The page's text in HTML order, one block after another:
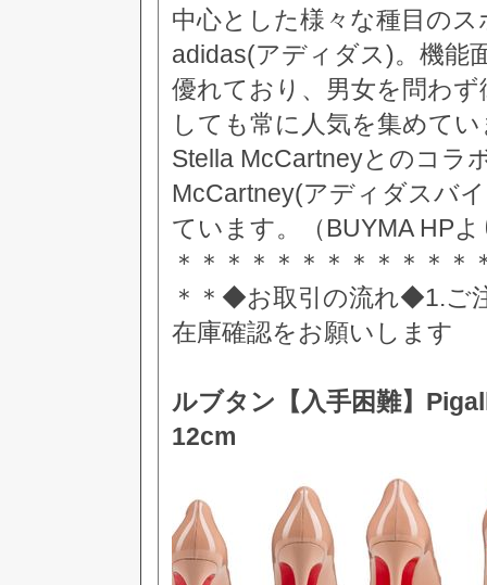
中心とした様々な種目の
adidas(アディダス)。機能
優れており、男女を問わ
しても常に人気を集めて
Stella McCartneyとのコラ
McCartney(アディダスバ
ています。（BUYMA HP
＊＊＊＊＊＊＊＊＊＊＊
＊＊◆お取引の流れ◆1.ご
在庫確認をお願いします
ルブタン【入手困難】
12cm